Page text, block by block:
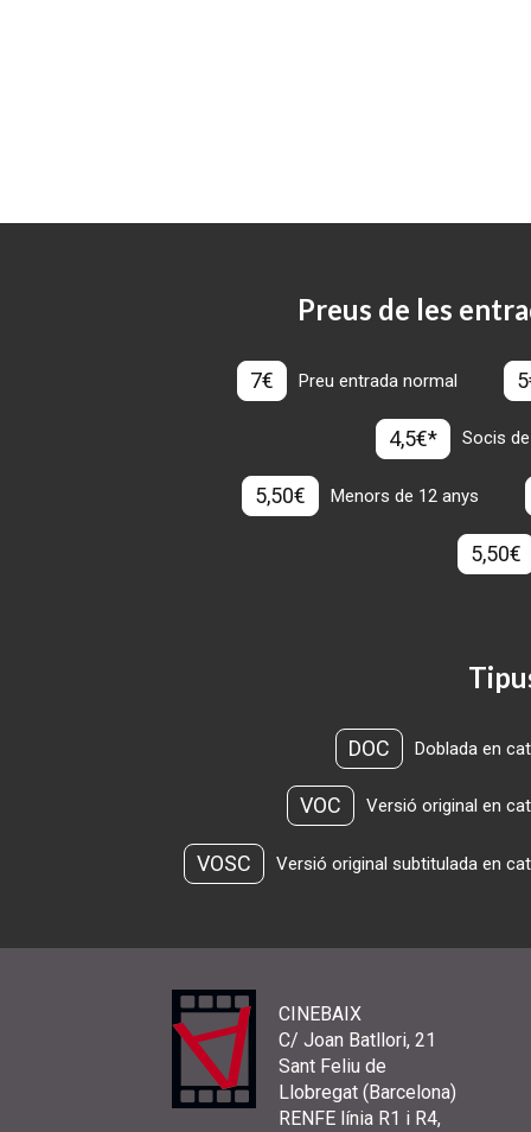
Preus de les
7€ Preu entrada normal
4,5€* Socis
5,50€ Menors de 12 anys
5,50€
DOC Doblada en
VOC Versió original en
VOSC Versió original subtitulada en
CINEBAIX
C/ Joan Batllori, 21
Sant Feliu de
Llobregat (Barcelona)
RENFE línia R1 i R4,